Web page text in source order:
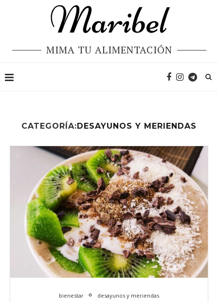
MIMA TU ALIMENTACIÓN
CATEGORÍA:DESAYUNOS Y MERIENDAS
bienestar desayunos y meriendas